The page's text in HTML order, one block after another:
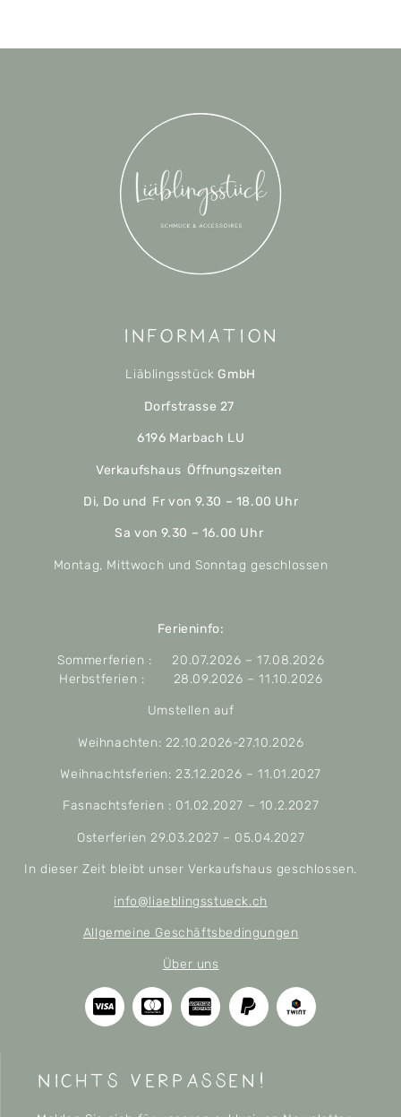
Information
Liäblingsstück GmbH
Dorfstrasse 27
6196 Marbach LU
Verkaufshaus Öffnungszeiten
Di, Do und Fr von 9.30 – 18.00 Uhr
Sa von 9.30 – 16.00 Uhr
Montag, Mittwoch und Sonntag geschlossen
Ferieninfo:
Sommerferien : 20.07.2026 – 17.08.2026
Herbstferien : 28.09.2026 – 11.10.2026
Umstellen auf
Weihnachten: 22.10.2026-27.10.2026
Weihnachtsferien: 23.12.2026 – 11.01.2027
Fasnachtsferien : 01.02.2027 – 10.2.2027
Osterferien 29.03.2027 – 05.04.2027
In dieser Zeit bleibt unser Verkaufshaus geschlossen.
info@liaeblingsstueck.ch
Allgemeine Geschäftsbedingungen
Über uns
nichts verpassen!